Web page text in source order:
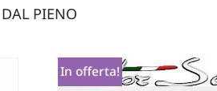
PIENO
In offerta!